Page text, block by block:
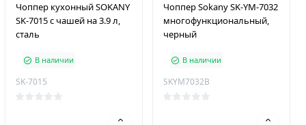
Чоппер кухонный SOKANY
SK-7015 с чашей на 3.9 л,
сталь
В наличии
SK-7015
Чоппер Sokany SK-YM-7032
многофункциональный,
черный
В наличии
SKYM7032B